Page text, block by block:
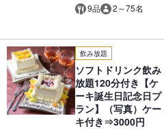
9品 2～75名
飲み放題
ソフトドリンク飲み
放題120分付き【ケ
ーキ誕生日記念日プ
ラン】（写真）ケー
キ付き⇒3000円